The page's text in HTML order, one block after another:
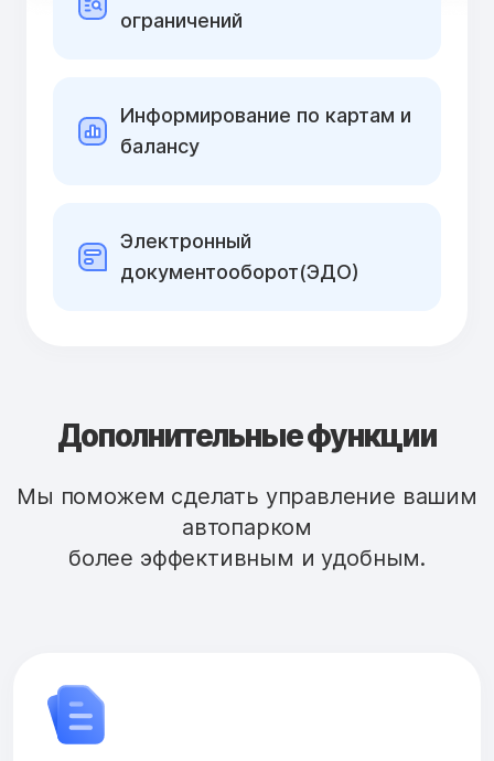
ограничений
Информирование по картам и
балансу
Электронный
документооборот(ЭДО)
Дополнительные функции
Мы поможем сделать управление вашим
автопарком
более эффективным и удобным.